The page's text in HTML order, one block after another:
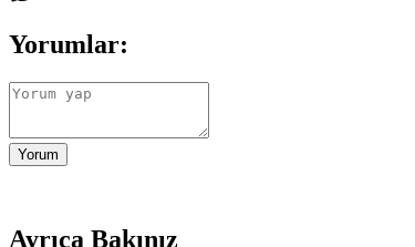
Yorumlar:
Yorum
Ayrıca Bakınız